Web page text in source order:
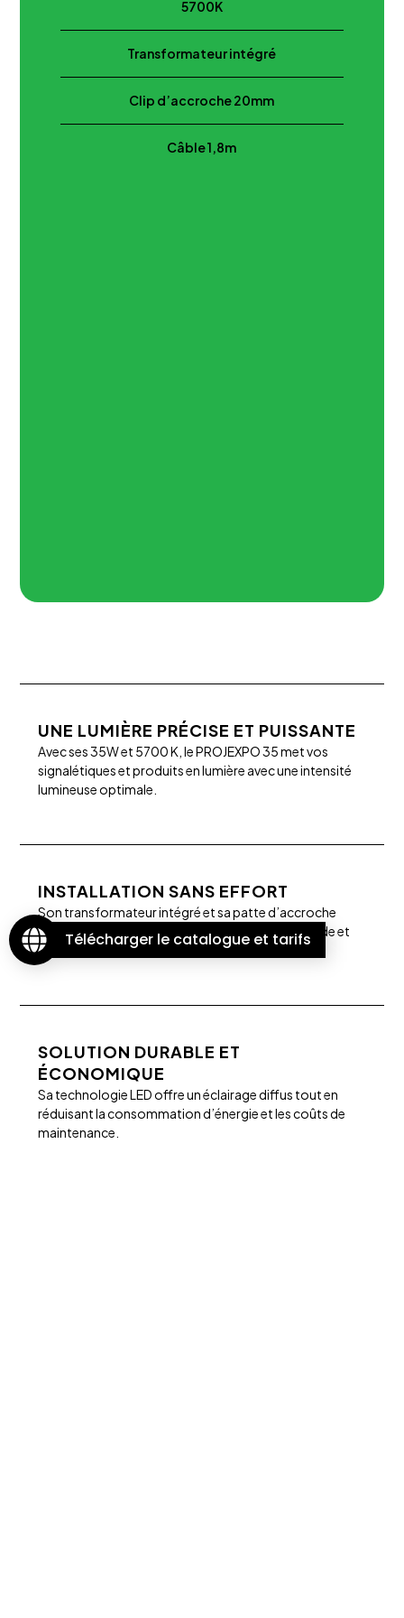
5700K
Transformateur intégré
Clip d’accroche 20mm
Câble 1,8m
UNE LUMIÈRE PRÉCISE ET PUISSANTE
Avec ses 35W et 5700 K, le PROJEXPO 35 met vos
signalétiques et produits en lumière avec une intensité
lumineuse optimale.
INSTALLATION SANS EFFORT
Son transformateur intégré et sa patte d’accroche
multifonction permettent une mise en place rapide et
adaptable à tout type de support.
SOLUTION DURABLE ET
ÉCONOMIQUE
Sa technologie LED offre un éclairage diffus tout en
réduisant la consommation d’énergie et les coûts de
maintenance.
Télécharger le catalogue et tarifs